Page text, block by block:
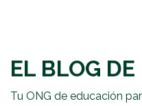
EL BLOG
Tu ONG de educación